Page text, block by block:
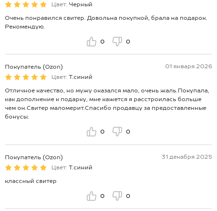
Цвет: Черный
Очень понравился свитер. Довольна покупкой, брала на подарок.
Рекомендую.
0 0
Покупатель (Ozon)
01 января 2026
Цвет: Т.синий
Отличное качество, но мужу оказался мало, очень жаль.Покупала,
как дополнение к подарку, мне кажется я расстроилась больше
чем он.Свитер маломерит.Спасибо продавцу за предоставленные
бонусы.
0 0
Покупатель (Ozon)
31 декабря 2025
Цвет: Т.синий
классный свитер
0 0